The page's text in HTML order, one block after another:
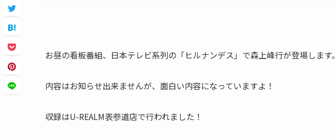
お昼の看板番組、日本テレビ系列の「ヒルナンデス」で森上峰行が登場します。
内容はお知らせ出来ませんが、面白い内容になっていますよ！
収録はU-REALM表参道店で行われました！